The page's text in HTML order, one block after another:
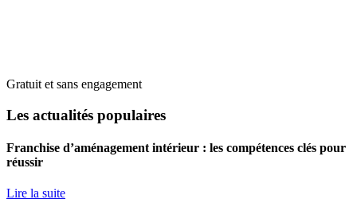
Gratuit et sans engagement
Les actualités populaires
Franchise d’aménagement intérieur : les compétences clés pour
réussir
Lire la suite